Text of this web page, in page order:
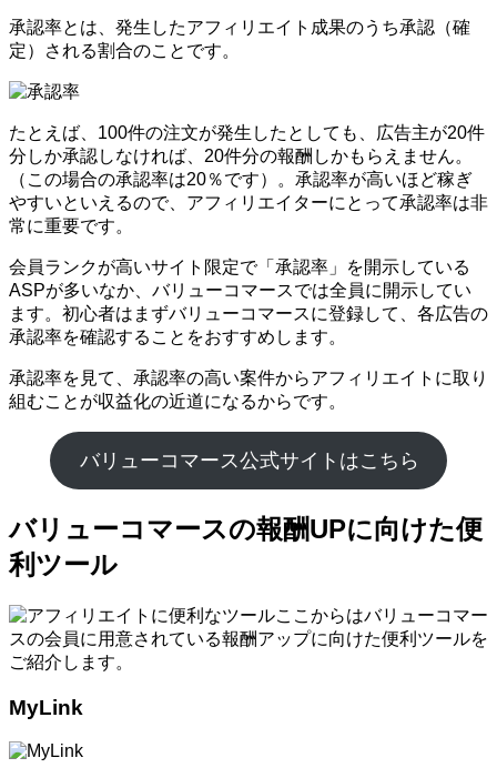
承認率とは、発生したアフィリエイト成果のうち承認（確
定）される割合のことです。
たとえば、100件の注文が発生したとしても、広告主が20件
分しか承認しなければ、20件分の報酬しかもらえません。
（この場合の承認率は20％です）。承認率が高いほど稼ぎ
やすいといえるので、アフィリエイターにとって承認率は非
常に重要です。
会員ランクが高いサイト限定で「承認率」を開示している
ASPが多いなか、バリューコマースでは全員に開示してい
ます。初心者はまずバリューコマースに登録して、各広告の
承認率を確認することをおすすめします。
承認率を見て、承認率の高い案件からアフィリエイトに取り
組むことが収益化の近道になるからです。
バリューコマース公式サイトはこちら
バリューコマースの報酬UPに向けた便
利ツール
ここからはバリューコマー
スの会員に用意されている報酬アップに向けた便利ツールを
ご紹介します。
MyLink